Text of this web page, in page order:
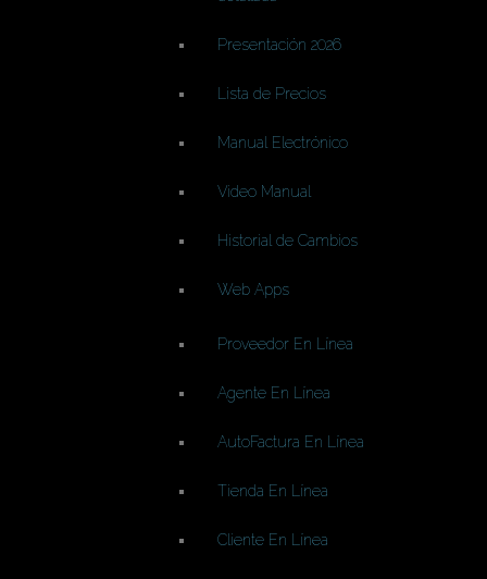
Presentación 2026
Lista de Precios
Manual Electrónico
Video Manual
Historial de Cambios
Web Apps
Proveedor En Línea
Agente En Línea
AutoFactura En Línea
Tienda En Línea
Cliente En Línea